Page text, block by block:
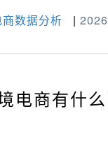
数据分析 |
电商有什